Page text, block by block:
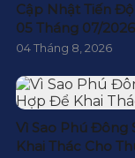
Cập Nhật Tiến
05 Tháng 07/2026
04 Tháng 8, 2026
Vì Sao Phú Đông
Khai Thác Cho